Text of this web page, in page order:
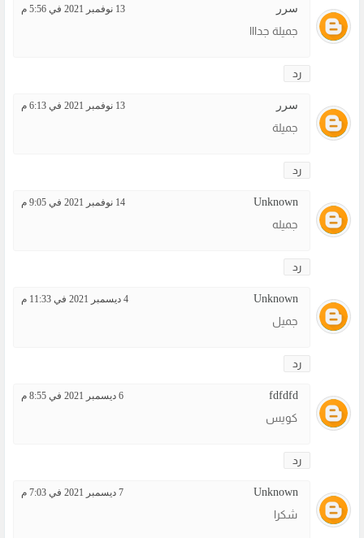
سرر 13 نوفمبر 2021 في 5:56 م
جميلة جدااا
رد
سرر 13 نوفمبر 2021 في 6:13 م
جميلة
رد
Unknown 14 نوفمبر 2021 في 9:05 م
جميله
رد
Unknown 4 ديسمبر 2021 في 11:33 م
جميل
رد
fdfdfd 6 ديسمبر 2021 في 8:55 م
كويس
رد
Unknown 7 ديسمبر 2021 في 7:03 م
شكرا